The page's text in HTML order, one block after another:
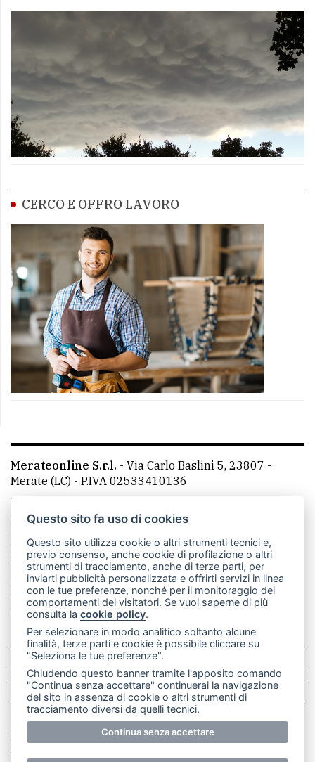
CERCO E OFFRO LAVORO
Merateonline S.r.l. - Via Carlo Baslini 5, 23807 -
Merate (LC) - P.IVA 02533410136
Telefono:
mail: redazione@merateonline.it
La redazione
CasateOnline LeccoOnline
RSS
Made by VIP
Privacy policy
Cookie policy
Rivedi le tue scelte sui cookie
SCRIVICI
PER LA TUA PUBBLICITÀ
© Copyright Merateonline S.r.l. - Tutti i diritti riservati.
E' proibita la riproduzione e pubblicazione anche
Questo sito fa uso di cookies
Questo sito utilizza cookie o altri strumenti tecnici e,
previo consenso, anche cookie di profilazione o altri
strumenti di tracciamento, anche di terze parti, per
inviarti pubblicità personalizzata e offrirti servizi in linea
con le tue preferenze, nonché per il monitoraggio dei
comportamenti dei visitatori. Se vuoi saperne di più
consulta lacookie policy.
Per selezionare in modo analitico soltanto alcune
finalità, terze parti e cookie è possibile cliccare su
"Seleziona le tue preferenze".
Chiudendo questo banner tramite l'apposito comando
"Continua senza accettare" continuerai la navigazione
del sito in assenza di cookie o altri strumenti di
tracciamento diversi da quelli tecnici.
Continua senza accettare